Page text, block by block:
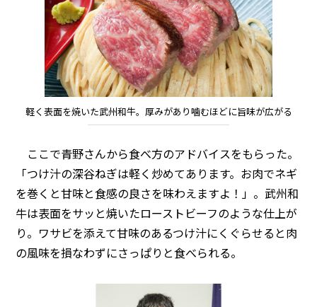
軽く表面を焼いた武州和牛。厚みがあり噛むほどに旨味が広がる
ここで青野さんから食べ方のアドバイスをもらった。
「つけ汁の深谷ねぎは軽く炒めてあります。お肉でネギ
を巻くと甘味と食感の良さを味わえますよ！」。武州和
牛は表面をサッと焼いたローストビーフのような仕上が
り。ワサビを添えて甘味のあるつけ汁にくぐらせると肉
の風味を損なわずにさっぱりと食べられる。